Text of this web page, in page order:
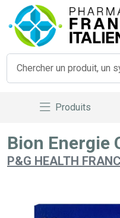
Produits
Bion Energie
P&G HEALTH